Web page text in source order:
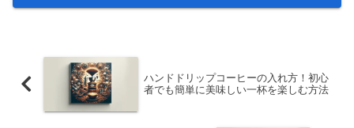
ハンドドリップコーヒーの入れ方！初心
者でも簡単に美味しい一杯を楽しむ方法